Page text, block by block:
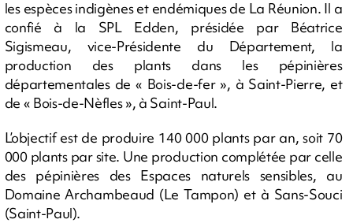
les espèces indigènes et endémiques de La Réunion. Il a
confié à la SPL Edden, présidée par Béatrice
Sigismeau, vice-Présidente du Département, la
production des plants dans les pépinières
départementales de « Bois-de-fer », à Saint-Pierre, et
de « Bois-de-Nèfles », à Saint-Paul.
L’objectif est de produire 140 000 plants par an, soit 70
000 plants par site. Une production complétée par celle
des pépinières des Espaces naturels sensibles, au
Domaine Archambeaud (Le Tampon) et à Sans-Souci
(Saint-Paul).